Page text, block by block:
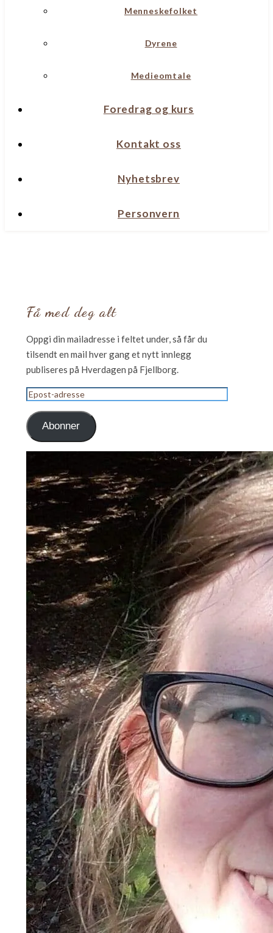
Menneskefolket
Dyrene
Medieomtale
Foredrag og kurs
Kontakt oss
Nyhetsbrev
Personvern
Få med deg alt
Oppgi din mailadresse i feltet under, så får du
tilsendt en mail hver gang et nytt innlegg
publiseres på Hverdagen på Fjellborg.
Epost-
adresse
Abonner